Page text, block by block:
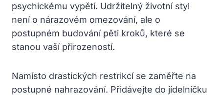
psychickému vypětí. Udržitelný životní styl
není o nárazovém omezování, ale o
postupném budování pěti kroků, které se
stanou vaší přirozeností.
Namísto drastických restrikcí se zaměřte na
postupné nahrazování. Přidávejte do jídelníčku